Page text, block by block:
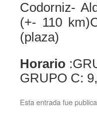
Codorniz-
(+- 110
(plaza)
Horario
GRUPO C:
Esta entrada fue